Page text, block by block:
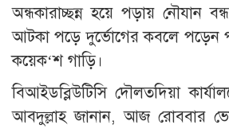
অন্ধকারাচ্ছন্ন হয়ে পড়ায় নৌযান
আটকা পড়ে দুর্ভোগের কবলে পড়েন
কয়েক‘শ গাড়ি।
বিআইডব্লিউটিসি দৌলতদিয়া
আবদুল্লাহ জানান, আজ রোববার